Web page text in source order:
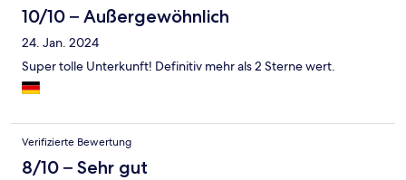
10/10 – Außergewöhnlich
24. Jan. 2024
Super tolle Unterkunft! Definitiv mehr als 2 Sterne wert.
Verifizierte Bewertung
8/10 – Sehr gut